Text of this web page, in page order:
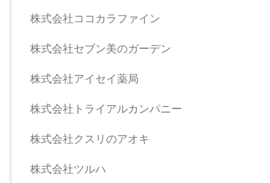
株式会社ココカラファイン
株式会社セブン美のガーデン
株式会社アイセイ薬局
株式会社トライアルカンパニー
株式会社クスリのアオキ
株式会社ツルハ